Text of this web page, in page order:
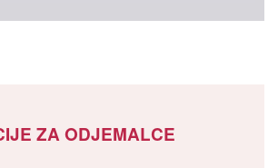
ZA ODJEMALCE